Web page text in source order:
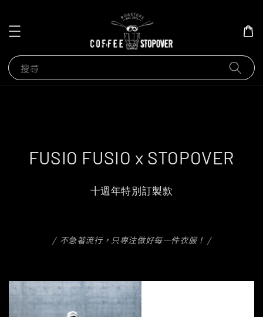
搜尋
FUSIO FUSIO x STOPOVER
十週年特別訂製款
/ 不急著流行，只專注做好每一件衣服！ /